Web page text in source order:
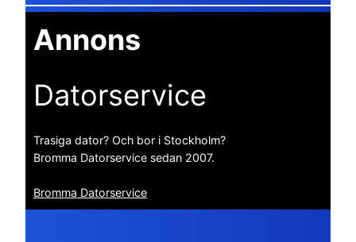
Annons
Datorservice
Trasiga dator? Och bor i Stockholm?
Bromma Datorservice sedan 2007.
Bromma Datorservice